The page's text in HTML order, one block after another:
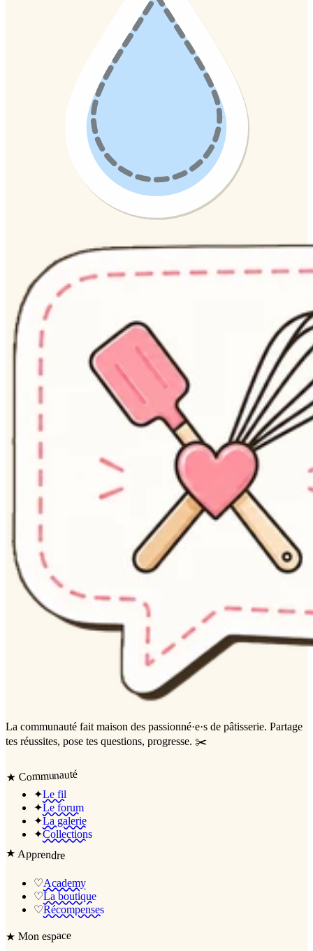
La communauté fait maison des passionné·e·s de pâtisserie. Partage
tes réussites, pose tes questions, progresse. ✂️
★ Communauté
✦Le fil
✦Le forum
✦La galerie
✦Collections
★Apprendre
♡Academy
♡La boutique
♡Récompenses
★Mon espace